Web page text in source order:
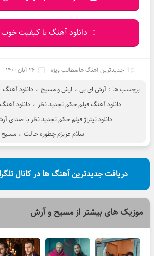
دانلود آهنگ با کیفیت خوب 128
جدیدترین آهنگ ها،مطالب ویژه 26 آبان 1400
برچسب ها : آرش ای پی ، ارش و مسیح ، دانلود آهنگ
دانلود آهنگ فیلم حکم تجدید نظر ، دانلود
دانلود تیتراژ فیلم حکم تجدید نظر با صدای
سلام عزیزم چطوره حالت ، مسیح
دریافت جدیدترین آهنگ ها در کانال
موزیک های بیشتر ازمسیح و آرش